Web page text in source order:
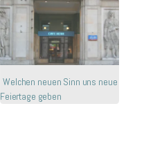
Welchen neuen Sinn uns neue
Feiertage geben